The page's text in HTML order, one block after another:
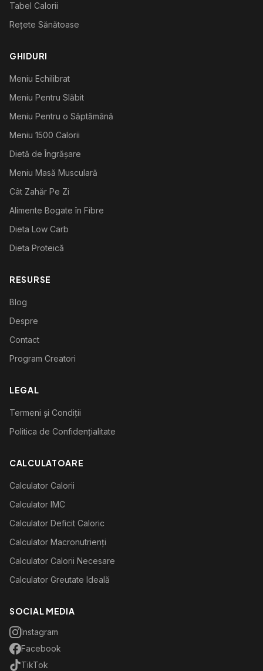
Tabel Calorii
Rețete Sănătoase
GHIDURI
Meniu Echilibrat
Meniu Pentru Slăbit
Meniu Pentru o Săptămână
Meniu 1500 Calorii
Dietă de Îngrășare
Meniu Masă Musculară
Cât Zahăr Pe Zi
Alimente Bogate în Fibre
Dieta Low Carb
Dieta Proteică
RESURSE
Blog
Despre
Contact
Program Creatori
LEGAL
Termeni și Condiții
Politica de Confidențialitate
CALCULATOARE
Calculator Calorii
Calculator IMC
Calculator Deficit Caloric
Calculator Macronutrienți
Calculator Calorii Necesare
Calculator Greutate Ideală
SOCIAL MEDIA
Instagram
Facebook
TikTok